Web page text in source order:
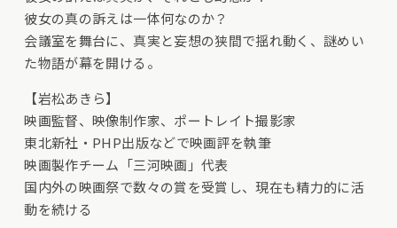
彼女の真の訴えは一体何なのか？
会議室を舞台に、真実と妄想の狭間で揺れ動く、謎めい
た物語が幕を開ける。
【岩松あきら】
映画監督、映像制作家、ポートレイト撮影家
東北新社・PHP出版などで映画評を執筆
映画製作チーム「三河映画」代表
国内外の映画祭で数々の賞を受賞し、現在も精力的に活
動を続ける